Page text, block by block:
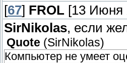
[67] FROL [13 Июня
SirNikolas, если
Quote (SirNikolas)
Компьютер не умеет